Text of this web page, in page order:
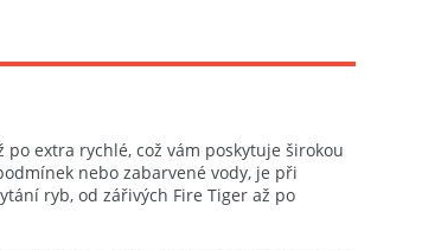
extra rychlé, což vám poskytuje širokou
nebo zabarvené vody, je při
ryb, od zářivých Fire Tiger až po